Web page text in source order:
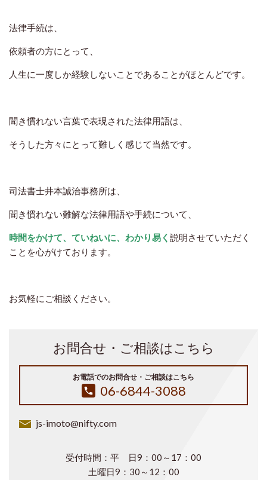
法律手続は、
依頼者の方にとって、
人生に一度しか経験しないことであることがほとんどです。
聞き慣れない言葉で表現された法律用語は、
そうした方々にとって難しく感じて当然です。
司法書士井本誠治事務所は、
聞き慣れない難解な法律用語や手続について、
時間をかけて、ていねいに、わかり易く 説明させていただく
ことを心がけております。
お気軽にご相談ください。
お問合せ・ご相談はこちら
お電話でのお問合せ・ご相談はこちら
06-6844-3088
js-imoto@nifty.com
受付時間：平 日9：00～17：00
土曜日9：30～12：00